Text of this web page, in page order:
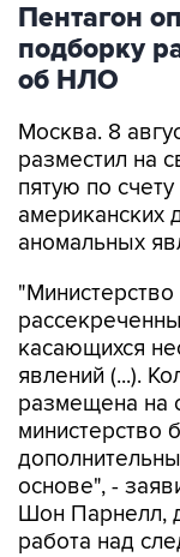
Пентагон
подборку
об НЛО
Москва. 8
разместил на
пятую по
американских
аномальных
касающихся
явлений (...).
размещена на
министерство
основе", -
Шон Парнелл,
работа над